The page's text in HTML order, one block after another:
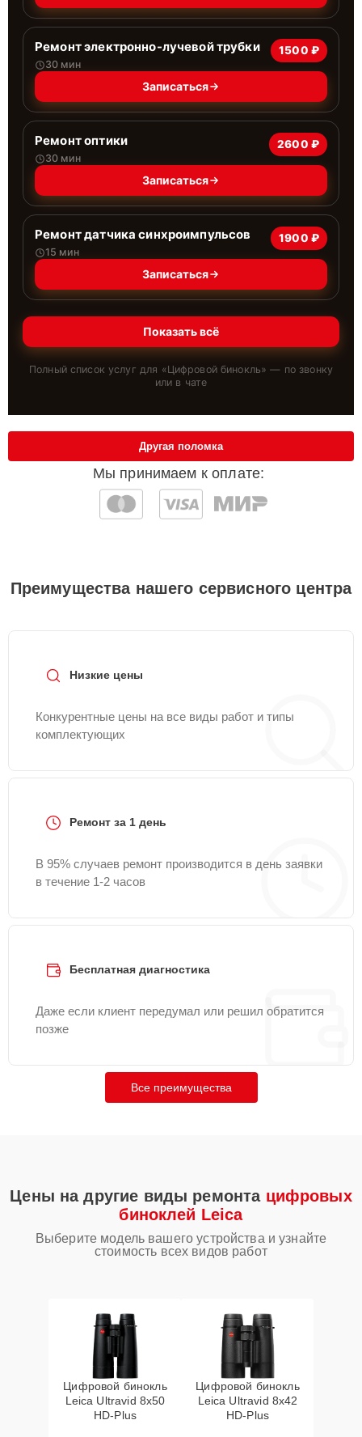
Ремонт электронно-лучевой трубки
30 мин
1500 ₽
Записаться
Ремонт оптики
30 мин
2600 ₽
Записаться
Ремонт датчика синхроимпульсов
15 мин
1900 ₽
Записаться
Показать всё
Полный список услуг для «Цифровой бинокль» — по звонку
или в чате
Мы принимаем к оплате:
Другая поломка
Преимущества нашего сервисного центра
Низкие цены
Конкурентные цены на все виды работ и типы
комплектующих
Ремонт за 1 день
В 95% случаев ремонт производится в день заявки
в течение 1-2 часов
Бесплатная диагностика
Даже если клиент передумал или решил обратится
позже
Все преимущества
Цены на другие виды ремонта цифровых
биноклей Leica
Выберите модель вашего устройства и узнайте
стоимость всех видов работ
Цифровой бинокль
Leica Ultravid 8x50
HD-Plus
Цифровой бинокль
Leica Ultravid 8x42
HD-Plus